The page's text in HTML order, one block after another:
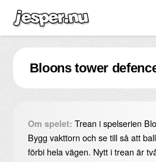
Spel ↓
Bilder ↓
Forum ↓
Videos
Blandat ↓
Bloons tower
Om spelet: Trean i spelserien
Bygg vakttorn och se till så att
förbi hela vägen. Nytt i trean är